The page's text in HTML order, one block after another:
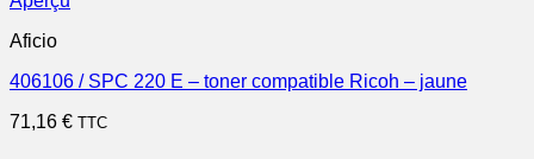
Aficio
406106 / SPC 220 E – toner compatible Ricoh – jaune
71,16 € TTC